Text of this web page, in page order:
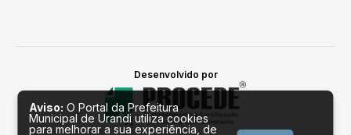
Desenvolvido por
Aviso: O Portal da Prefeitura
Municipal de Urandi utiliza cookies
para melhorar a sua experiência, de